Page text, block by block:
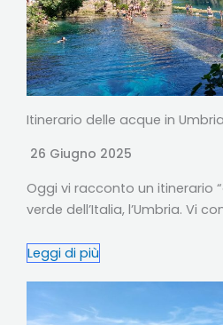
Itinerario delle acque in Umbria
26 Giugno 2025
Oggi vi racconto un itinerario
verde dell’Italia, l’Umbria. Vi
Leggi di più